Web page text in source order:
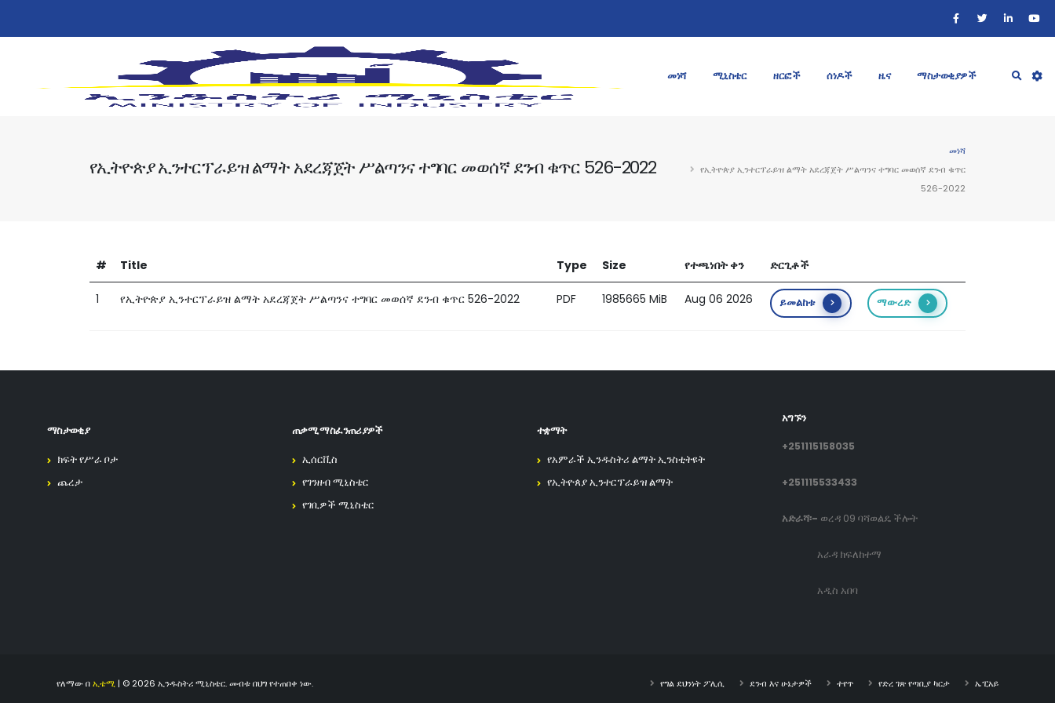
መነሻ ሚኒስቴር ዘርፎች ሰነዶች ዜና ማስታወቂያዎች
የኢትዮጵያ ኢንተርፕራይዝ ልማት አደረጃጀት ሥልጣንና ተግባር መወሰኛ ደንብ ቁጥር 526-2022
መነሻ
የኢትዮጵያ ኢንተርፕራይዝ ልማት አደረጃጀት ሥልጣንና ተግባር መወሰኛ ደንብ ቁጥር
526-2022
# Title Type Size የተጫነበት ቀን ድርጊቶች
1 የኢትዮጵያ ኢንተርፕራይዝ ልማት አደረጃጀት ሥልጣንና ተግባር መወሰኛ ደንብ ቁጥር 526-2022 PDF 1985665 MiB Aug 06 2026 ይመልከቱ ማውረድ
ማስታወቂያ
ክፍት የሥራ ቦታ
ጨረታ
ጠቃሚ ማስፈንጠሪያዎች
ኢሰርቪስ
የገንዘብ ሚኒስቴር
የገቢዎች ሚኒስቴር
ተቋማት
የአምራች ኢንዱስትሪ ልማት ኢንስቲትዩት
የኢትዮጰያ ኢንተርፕራይዝ ልማት
አግኙን
+251115158035
+251115533433
አድራሻ፡- ወረዳ 09 ባሻወልዴ ችሎት
አራዳ ክፍለከተማ
አዲስ አበባ
የለማው በኢቴሚ| © 2026 ኢንዱስትሪ ሚኒስቴር. መብቱ በህግ የተጠበቀ ነው. የግል ደህንነት ፖሊሲ ደንብ እና ሁኔታዎች ተየጥ የድረ ገጽ የጣቢያ ካርታ ኤፒአይ